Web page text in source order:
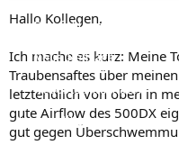
Empfohlene Inhalte
Neue Beiträge
Neueste Aktivitäten
Leserartikel
Hallo Kollegen,
Ich mache es kurz: Meine
Traubensaftes über
letztendlich von oben in
gute Airflow des 500DX
gut gegen